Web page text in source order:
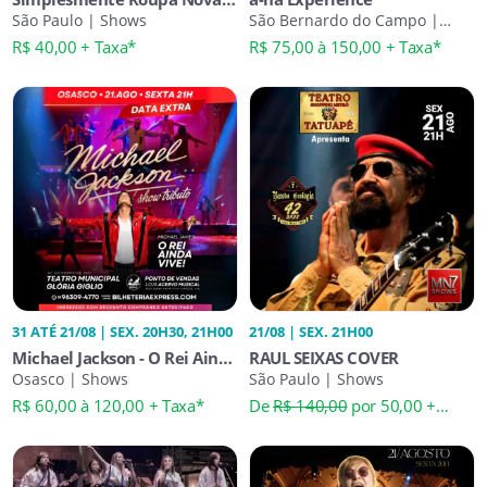
Tributo
São Paulo | Shows
R$ 40,00 + Taxa*
São Bernardo do Campo |
Shows
R$ 75,00 à 150,00 + Taxa*
31 ATÉ 21/08 | SEX. 20H30, 21H00
Michael Jackson - O Rei Ainda
Vive
Osasco | Shows
R$ 60,00 à 120,00 + Taxa*
21/08 | SEX. 21H00
RAUL SEIXAS COVER
São Paulo | Shows
DeR$ 140,00por 50,00 +